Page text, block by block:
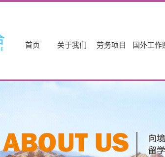
首页 关于我们
资质档案
劳务项目
日本特定技能
国外工作